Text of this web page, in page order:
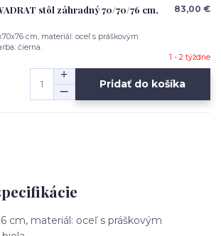
stôl záhradný 70/70/76 cm,
cm, materiál: oceľ s práškovým
čierna.
83,00 €
1 - 2 týždne
Pridať do košíka
cm, materiál: oceľ s práškovým